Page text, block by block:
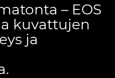
– EOS
kuvattujen
ja